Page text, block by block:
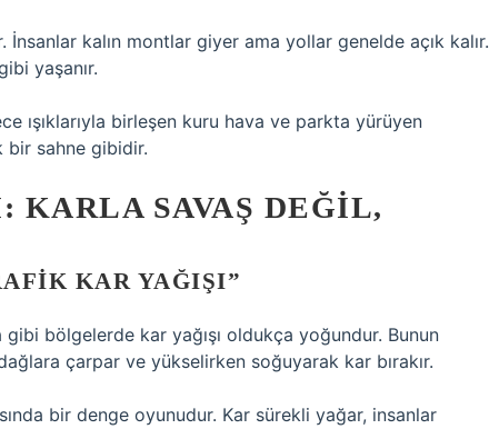
kalın montlar giyer ama yollar genelde açık kalır.
yaşanır.
ışıklarıyla birleşen kuru hava ve parkta yürüyen
bir sahne gibidir.
SAVAŞ DEĞIL,
KAR YAĞIŞI”
gibi bölgelerde kar yağışı oldukça yoğundur. Bunun
çarpar ve yükselirken soğuyarak kar bırakır.
bir denge oyunudur. Kar sürekli yağar, insanlar